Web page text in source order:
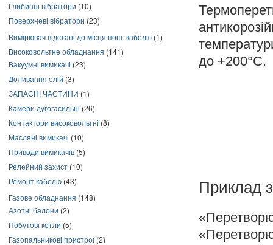
Глибинні вібратори (10)
Поверхневі вібратори (23)
Вимірювач відстані до місця пош. кабелю (1)
Високовольтне обладнання (141)
Вакуумні вимикачі (23)
Доливання олій (3)
ЗАПАСНІ ЧАСТИНИ (1)
Камери дугогасильні (26)
Контактори високовольтні (8)
Масляні вимикачі (10)
Приводи вимикачів (5)
Релейний захист (10)
Ремонт кабелю (43)
Газове обладнання (148)
Азотні балони (2)
Побутові котли (5)
Газопальникові пристрої(2)
до +200°С.
Приклад